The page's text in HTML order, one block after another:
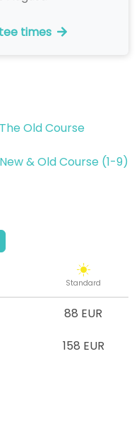
times
Old Course
& Old Course (1-9)
Standard
88 EUR
158 EUR